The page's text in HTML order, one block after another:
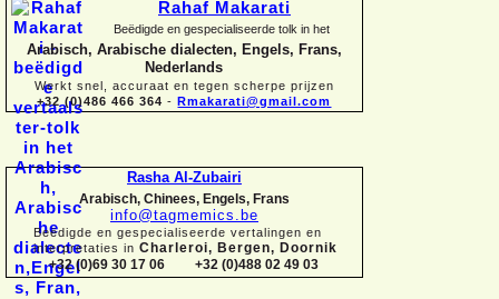
Rahaf Makarati
Beëdigde en gespecialiseerde tolk in het
Arabisch, Arabische dialecten, Engels, Frans,
Nederlands
Werkt snel, accuraat en tegen scherpe prijzen
+32 (0)486 466 364 - Rmakarati@gmail.com
Rasha Al-Zubairi
Arabisch, Chinees, Engels, Frans
info@tagmemics.be
Beëdigde en gespecialiseerde vertalingen en
interpretaties in Charleroi, Bergen, Doornik
+32 (0)69 30 17 06 +32 (0)488 02 49 03